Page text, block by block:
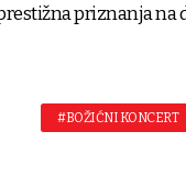
priznanja
#BOŽIĆNI KONCERT